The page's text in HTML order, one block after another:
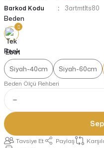
Barkod Kodu
3artmtlts80
Beden
Renk
Siyah-40cm
Siyah-60cm
Beden Ölçü Rehberi
Tavsiye Et Paylaş